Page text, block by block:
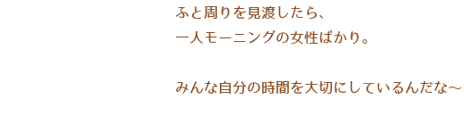
ふと周りを見渡したら、
一人モーニングの女性ばかり。
みんな自分の時間を大切にしているんだな